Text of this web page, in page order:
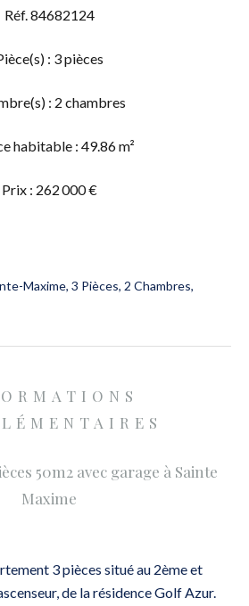
Réf. 84682124
: 3 pièces
: 2 chambres
habitable : 49.86 m²
Prix : 262 000 €
Maxime, 3 Pièces, 2 Chambres,
50m2 avec garage à Sainte
Maxime
3 pièces situé au 2ème et
de la résidence Golf Azur.